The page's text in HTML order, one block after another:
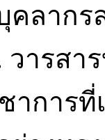
คลาก
วารส
าการ